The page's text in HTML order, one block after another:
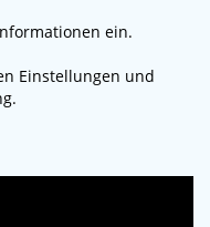
ein.
Einstellungen und